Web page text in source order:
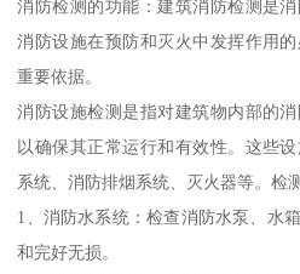
消防检测的功能：建筑消防检测是
消防设施在预防和灭火中发挥作用
重要依据。
消防设施检测是指对建筑物内部的
以确保其正常运行和有效性。这些
系统、消防排烟系统、灭火器等。检
1、消防水系统：检查消防水泵、水
和完好无损。